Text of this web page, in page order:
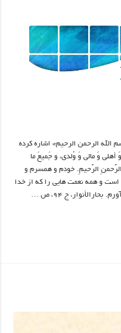
الله الرحمن الرحیم» اشاره کرده
أهلی وَ مالی وَ وُلدی، و جَمیعَ ما
الرَّحمنِ الرَّحیمِ. خودم و همسرم و
است و همه نعمت‏ هایی را که از خدا
ج ۹۴، ص …